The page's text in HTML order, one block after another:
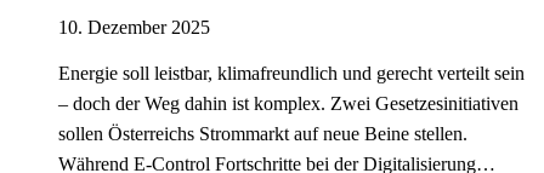
10. Dezember 2025
Energie soll leistbar, klimafreundlich und gerecht verteilt sein
– doch der Weg dahin ist komplex. Zwei Gesetzesinitiativen
sollen Österreichs Strommarkt auf neue Beine stellen.
Während E-Control Fortschritte bei der Digitalisierung…